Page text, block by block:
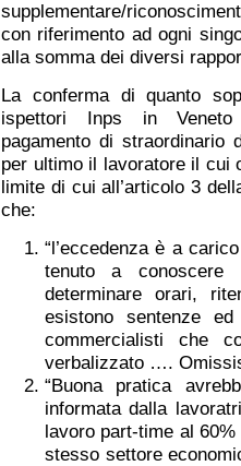
supplementare/
con riferimento ad ogni
alla somma dei diversi
La conferma di quanto
ispettori Inps in Veneto
pagamento di straordinario
per ultimo il lavoratore il cui
limite di cui all’articolo 3
che:
“l’eccedenza è a
tenuto a conoscere
determinare orari,
esistono sentenze
commercialisti che
verbalizzato ….
“Buona pratica
informata dalla
lavoro part-time al
stesso settore